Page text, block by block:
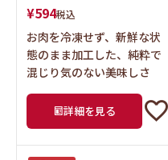
¥594税込
お肉を冷凍せず、新鮮な状
態のまま加工した、純粋で
混じり気のない美味しさ
詳細を見る